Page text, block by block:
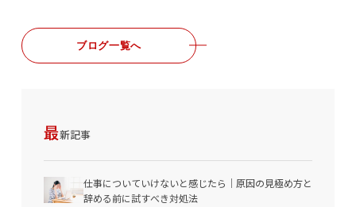
ブログ一覧へ
最新記事
仕事についていけないと感じたら｜原因の見極め方と
辞める前に試すべき対処法